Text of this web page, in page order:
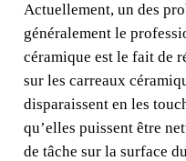
Actuellement, un des
généralement le
céramique est le fait de
sur les carreaux
en les touchant ou par
puissent être nettoyées
sur la surface du carreau
Actuellement, un des
généralement le
céramique est le fait de
sur les carreaux
disparaissent en les
qu’elles puissent être
de tâche sur la surface